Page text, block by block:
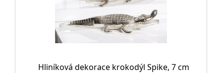
Hliníková dekorace krokodýl Spike, 7 cm